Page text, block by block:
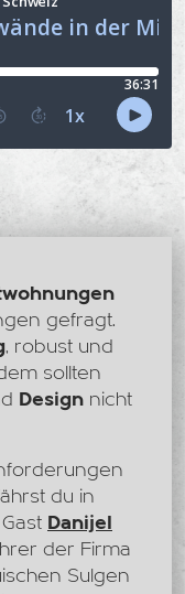
gefragt.
, robust und
sollten
Design nicht
du in
Danijel
der Firma
Sulgen